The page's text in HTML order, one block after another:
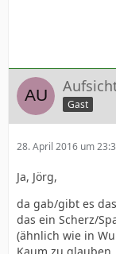
Gast
28. April 2016 um
Ja, Jörg,
da gab/gibt es
das ein Scherz/
(ähnlich wie in